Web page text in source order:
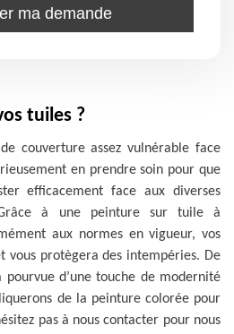
tuiles ?
couverture assez vulnérable face
en prendre soin pour que
efficacement face aux diverses
Grâce à une peinture sur tuile à
aux normes en vigueur, vos
vous protègera des intempéries. De
d’une touche de modernité
de la peinture colorée pour
pas à nous contacter pour nous